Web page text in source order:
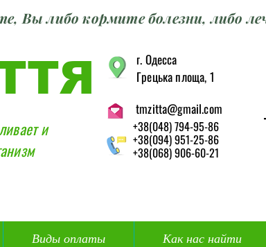
Вы либо кормите болезни, либо
и
г. Одесса
Грецька площа, 1
tmzitta@gmail.com
+38(048) 794-95-86
+38(094) 951-25-86
+38(068) 906-60-21
Виды оплаты Как нас найти